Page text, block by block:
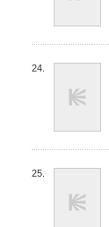
24.
25.